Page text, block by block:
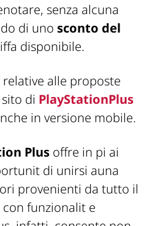
senza alcuna
di uno sconto del
disponibile.
alle proposte
di PlayStationPlus
in versione mobile.
Plus offre in pi ai
di unirsi auna
provenienti da tutto il
funzionalit e